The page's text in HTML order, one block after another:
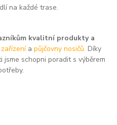
na každé trase.
kvalitní produkty a
apůjčovny nosičů. Díky
jsme schopni poradit s výběrem